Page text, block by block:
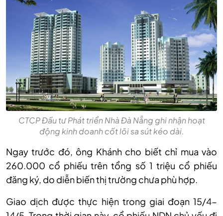
CTCP Đầu tư Phát triển Nhà Đà Nẵng ghi nhận hoạt
động kinh doanh cốt lõi sa sút kéo dài.
Ngay trước đó, ông Khánh cho biết chỉ mua vào
260.000 cổ phiếu trên tổng số 1 triệu cổ phiếu
đăng ký, do diễn biến thị trường chưa phù hợp.
Giao dịch được thực hiện trong giai đoạn 15/4-